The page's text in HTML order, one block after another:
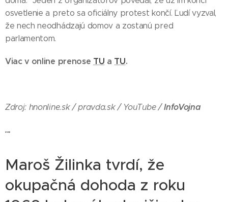
osvetlenie a preto sa oficiálny protest končí. Ľudí vyzval,
že nech neodhádzajú domov a zostanú pred
parlamentom.
Viac v online prenose TU a TU.
Zdroj: hnonline.sk / pravda.sk / YouTube /InfoVojna
...
Maroš Žilinka tvrdí, že
okupačná dohoda z roku